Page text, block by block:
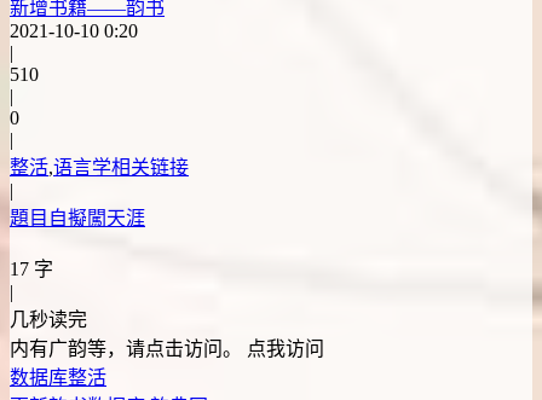
新增书籍——韵书
2021-10-10 0:20
|
510
|
0
|
整活,语言学相关链接
|
題目自擬闖天涯
17 字
|
几秒读完
内有广韵等，请点击访问。 点我访问
数据库整活